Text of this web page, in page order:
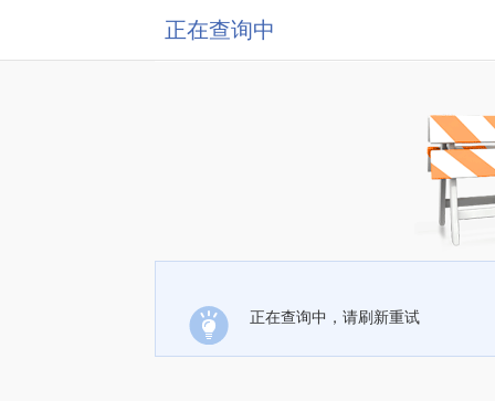
正在查询中
正在查询中，请刷新重试